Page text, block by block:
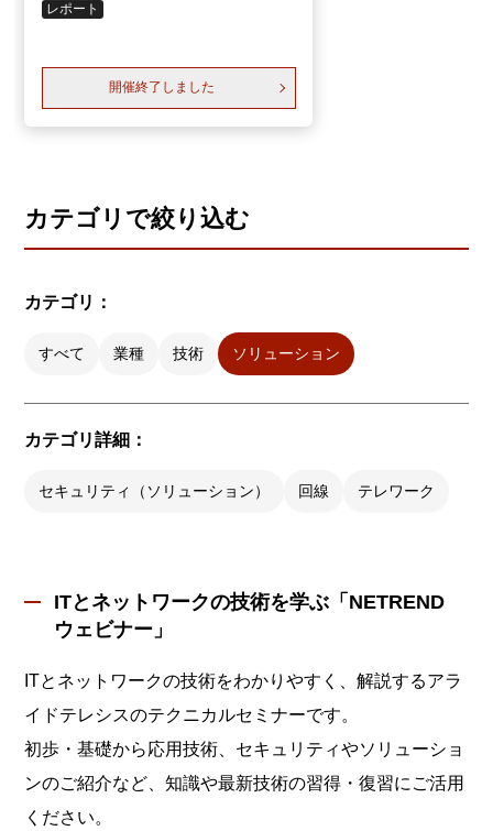
レポート
開催終了しました
カテゴリで絞り込む
カテゴリ：
すべて 業種 技術 ソリューション
カテゴリ詳細：
セキュリティ（ソリューション） 回線 テレワーク
ITとネットワークの技術を学ぶ「NETREND
ウェビナー」
ITとネットワークの技術をわかりやすく、解説するアラ
イドテレシスのテクニカルセミナーです。
初歩・基礎から応用技術、セキュリティやソリューショ
ンのご紹介など、知識や最新技術の習得・復習にご活用
ください。